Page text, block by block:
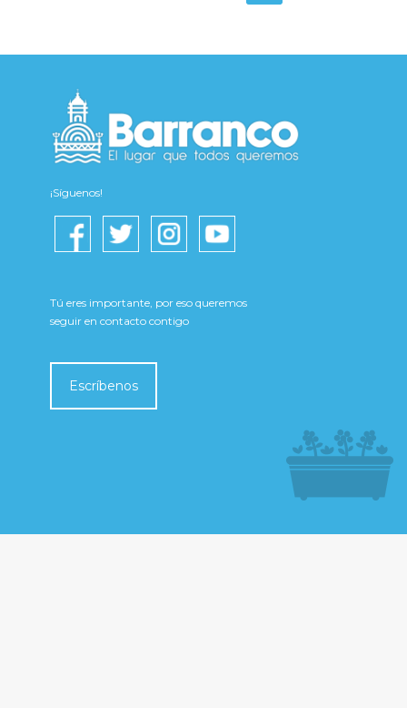
¡Síguenos!
Tú eres importante, por eso queremos
seguir en contacto contigo
Escríbenos